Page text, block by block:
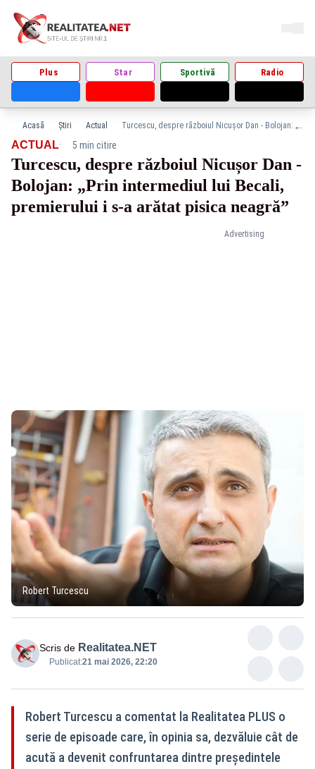
Plus Star Sportivă Radio
Acasă Știri Actual Turcescu, despre războiul Nicușor Dan - Bolojan: „Prin intermediul lui Becali, premierului i s-a arătat pisica neagră”
Advertising
ACTUAL· 5 min citire
Turcescu, despre războiul Nicușor Dan -
Bolojan: „Prin intermediul lui Becali,
premierului i s-a arătat pisica neagră”
Robert Turcescu
Scris de Realitatea.NET
Publicat:21 mai 2026, 22:20
Robert Turcescu a comentat la Realitatea PLUS o
serie de episoade care, în opinia sa, dezvăluie cât de
acută a devenit confruntarea dintre președintele